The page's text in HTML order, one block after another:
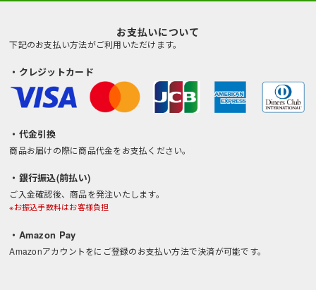
お支払いについて
下記のお支払い方法がご利用いただけます。
・クレジットカード
・代金引換
商品お届けの際に商品代金をお支払ください。
・銀行振込(前払い)
ご入金確認後、商品を発注いたします。
※お振込手数料はお客様負担
・Amazon Pay
Amazonアカウントをにご登録のお支払い方法で決済が可能です。